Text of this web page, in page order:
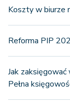
Koszty w biurze
Reforma PIP
Jak
Pełna